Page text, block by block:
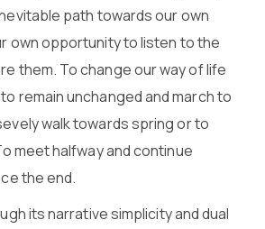
path towards our own
own opportunity to listen to the
them. To change our way of life
remain unchanged and march to
walk towards spring or to
meet halfway and continue
the end.
its narrative simplicity and dual